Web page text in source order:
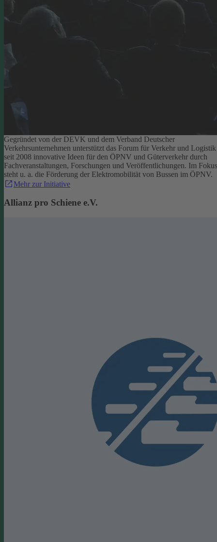
Gegründet von der DEVK und dem Verband Deutscher
Verkehrsunternehmen unterstützt das Forum für Verkehr und Logistik
seit 2008 innovative Ideen für den ÖPNV und Güterverkehr durch
Fachveranstaltungen, Forschungen und Veröffentlichungen. Im Fokus
steht u. a. die Förderung der Elektromobilität von Bussen im ÖPNV.
Mehr zur Initiative
Allianz pro Schiene e.V.